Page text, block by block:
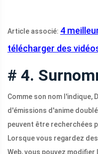
Article associé: 4
télécharger des
# 4.
Comme son nom l'indique,
d'émissions d'anime
peuvent être recherchées
Lorsque vous regardez
Web, vous pouvez